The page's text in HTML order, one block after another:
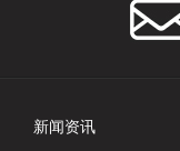
新闻资讯